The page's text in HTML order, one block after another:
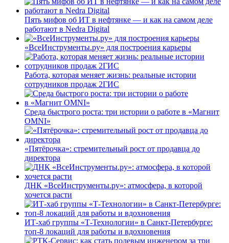
Пять мифов об ИТ в нефтянке — и как на самом деле
работают в Nedra Digital
«ВсеИнструменты.ру» для построения карьеры
Работа, которая меняет жизнь: реальные истории
сотрудников продаж 2ГИС
Среда быстрого роста: три истории о работе в «Магнит
OMNI»
«Пятёрочка»: стремительный рост от продавца до
директора
ДНК «ВсеИнструменты.ру»: атмосфера, в которой
хочется расти
ИТ-хаб группы «Т-Технологии» в Санкт-Петербурге:
топ-8 локаций для работы и вдохновения